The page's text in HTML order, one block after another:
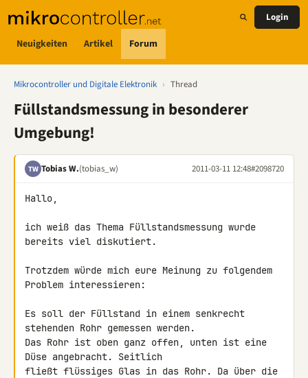
Neuigkeiten Artikel Forum
Login
Mikrocontroller und Digitale Elektronik › Thread
Füllstandsmessung in besonderer
Umgebung!
TW Tobias W.(tobias_w) 2011-03-11 12:48#2098720
Hallo,
ich weiß das Thema Füllstandsmessung wurde
bereits viel diskutiert.
Trotzdem würde mich eure Meinung zu folgendem
Problem interessieren:
Es soll der Füllstand in einem senkrecht
stehenden Rohr gemessen werden.
Das Rohr ist oben ganz offen, unten ist eine
Düse angebracht. Seitlich
fließt flüssiges Glas in das Rohr. Da über die